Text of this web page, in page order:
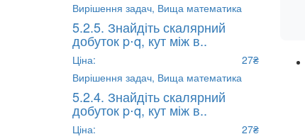
Вирішення задач, Вища математика
5.2.5. Знайдіть скалярний
добуток p⋅q, кут між в..
Ціна:
27₴
Вирішення задач, Вища математика
5.2.4. Знайдіть скалярний
добуток p⋅q, кут між в..
Ціна:
27₴